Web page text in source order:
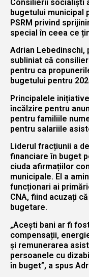
Consilierii socialiști
bugetului municipal
PSRM privind
special în ceea ce
Adrian Lebedinschi,
subliniat că
pentru ca
bugetului pentru
Principalele
încălzire pentru
pentru familiile
pentru salariile
Liderul fracțiunii a
financiare în buget
ciuda afirmațiilor
municipale. El a
funcționari ai
CNA, fiind acuzați
bugetare.
„Acești bani ar fi
compensații,
și remunerarea
persoanele cu
în buget”, a spus